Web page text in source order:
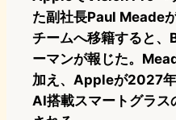
た副社長Paul Meade
チームへ移籍すると
ーマンが報じた。
加え、Appleが2027
AI搭載スマートグラス